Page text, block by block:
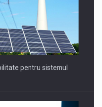
- Technology and…
pentru sistemul